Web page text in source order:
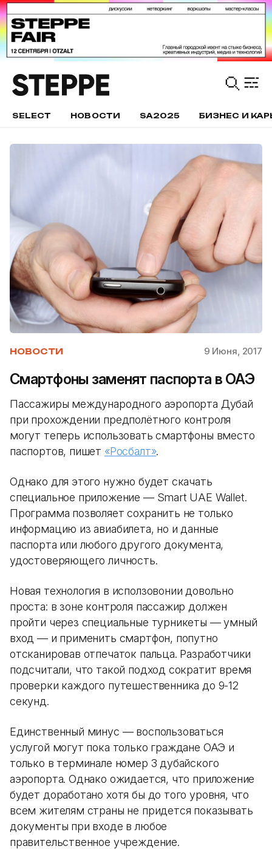
SELECT НОВОСТИ SA2025 БИЗНЕС И
НОВОСТИ 9 Июня, 2017
Смартфоны заменят паспорта в ОАЭ
Пассажиры международного аэропорта Дубай
при прохождении предполётного контроля
могут теперь использовать смартфоны вместо
паспортов, пишет «Росбалт».
Однако для этого нужно будет скачать
специальное приложение — Smart UAE Wallet.
Программа позволяет сохранить не только
информацию из авиабилета, но и данные
паспорта или любого другого документа,
удостоверяющего личность.
Новая технология в исползовонии довольно
проста: в зоне контроля пассажир должен
пройти через специальные турникеты — умный
вход — и применить смартфон, попутно
отсканировав отпечаток пальца. Разработчики
подсчитали, что такой подход сократит время
проверки каждого путешественника до 9-12
секунд.
Единственный минус — воспользоваться
услугой могут пока только граждане ОАЭ и
только в терминале номер 3 дубайского
аэропорта. Однако ожидается, что приложение
будет доработано хотя бы до того уровня, что
всем жителям страны не придется показывать
документы при входе в любое
правительственное учреждение.